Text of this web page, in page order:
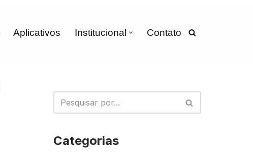
Aplicativos Institucional Contato
Categorias